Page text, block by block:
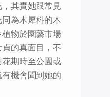
其實她跟常見
為木犀科的木
物於園藝市場
的真面目，不
期時至公園或
機會聞到她的